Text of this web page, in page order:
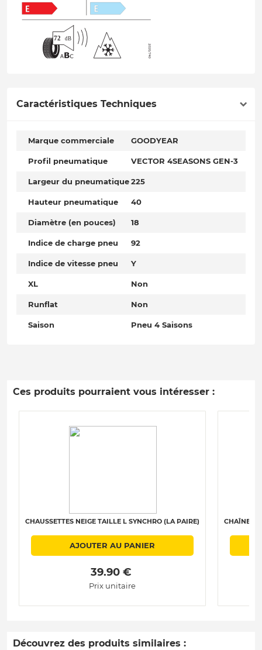
Caractéristiques Techniques
Marque commerciale GOODYEAR
Profil pneumatique VECTOR 4SEASONS GEN-3
Largeur du pneumatique225
Hauteur pneumatique 40
Diamètre (en pouces) 18
Indice de charge pneu 92
Indice de vitesse pneu Y
XL Non
Runflat Non
Saison Pneu 4 Saisons
Ces produits pourraient vous intéresser :
CHAUSSETTES NEIGE TAILLE L SYNCHRO (LA PAIRE)
AJOUTER AU PANIER
39.90 €
Prix unitaire
CHAÎNES
Découvrez des produits similaires :